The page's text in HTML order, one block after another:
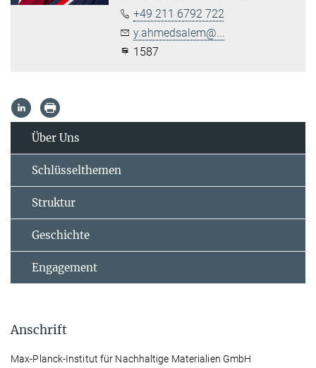
+49 211 6792 722
y.ahmedsalem@...
1587
Über Uns
Schlüsselthemen
Struktur
Geschichte
Engagement
Anschrift
Max-Planck-Institut für Nachhaltige Materialien GmbH